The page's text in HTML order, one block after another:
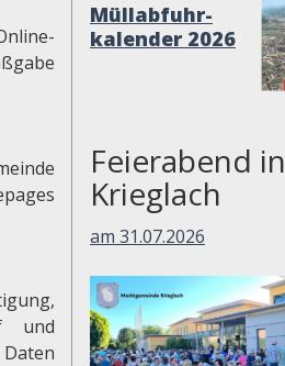
und
Müllabfuhr-
kalender 2026
Feierabend in
Krieglach
am 31.07.2026